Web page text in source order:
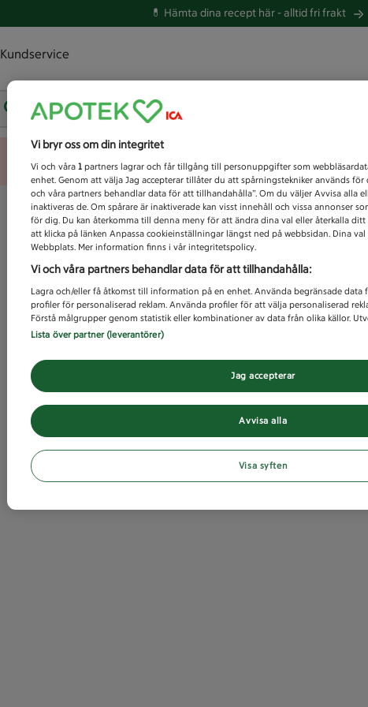
💊 Hämta dina recept här -alltid fri frakt
Kundservice
Vad letar du efter idag?
Vi bryr oss om din integritet
Vi och våra 1 partners lagrar och får tillgång till personuppgifter som
enhet. Genom att välja Jag accepterar tillåter du att spårningstekniker används för
och våra partners behandlar data för att tillhandahålla”. Om du väljer Avvisa alla
inaktiveras de. Om spårare är inaktiverade kan visst innehåll och vissa annonser
för dig. Du kan återkomma till denna meny för att ändra dina val eller återkalla ditt
att klicka på länken Anpassa cookieinställningar längst ned på webbsidan. Dina
Webbplats. Mer information finns i vår integritetspolicy.
Vi och våra partners behandlar data för att tillhandahålla:
Lagra och/eller få åtkomst till information på en enhet. Använda begränsade data
profiler för personaliserad reklam. Använda profiler för att välja personaliserad
Förstå målgrupper genom statistik eller kombinationer av data från olika källor.
Lista över partner (leverantörer)
Avvisa alla
Jag accepterar
Visa syften